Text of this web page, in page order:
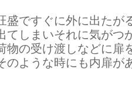
盛ですぐに外に出たが
てしまいそれに気がつ
物の受け渡しなどに扉
のような時にも内扉が